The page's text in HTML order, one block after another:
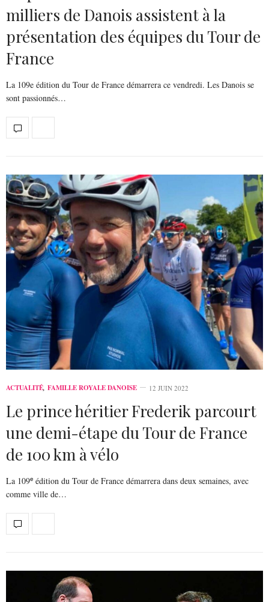
milliers de Danois assistent à la
présentation des équipes du Tour de
France
La 109e édition du Tour de France démarrera ce vendredi. Les Danois se
sont passionnés…
ACTUALITÉ, FAMILLE ROYALE DANOISE 12 JUIN 2022
Le prince héritier Frederik parcourt
une demi-étape du Tour de France
de 100 km à vélo
La 109ᵉ édition du Tour de France démarrera dans deux semaines, avec
comme ville de…